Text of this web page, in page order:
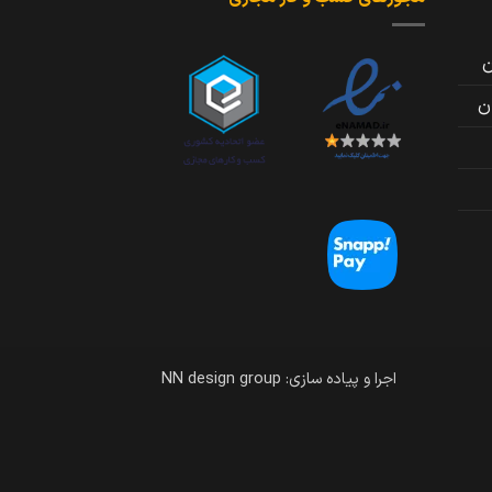
اجرا و پیاده سازی: NN design group